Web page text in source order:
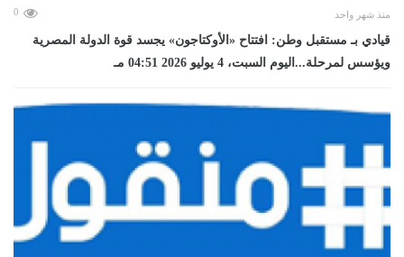
منذ شهر واحد 0
قيادي بـ مستقبل وطن: افتتاح «الأوكتاجون» يجسد قوة الدولة المصرية
ويؤسس لمرحلة...اليوم السبت، 4 يوليو 2026 04:51 مـ